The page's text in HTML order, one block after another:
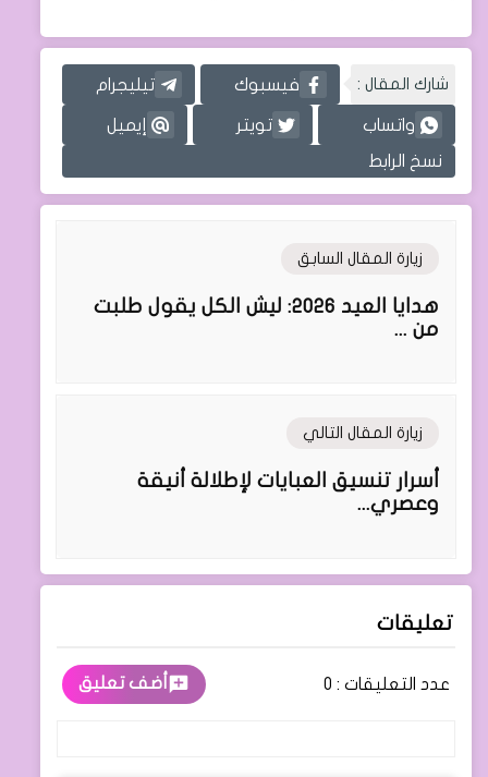
شارك المقال : فيسبوك تيليجرام
واتساب تويتر إيميل
نسخ الرابط
زيارة المقال السابق
هدايا العيد 2026: ليش الكل يقول طلبت
من ...
زيارة المقال التالي
أسرار تنسيق العبايات لإطلالة أنيقة
وعصري...
تعليقات
عدد التعليقات : 0 أضف تعليق